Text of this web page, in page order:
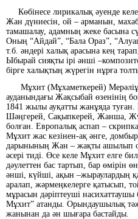
Көбінесе лирикалық әуенде
Жан дүниесін, ой – арманын,
тамашалау, адамның жеке басына
Оның “Айдай”, “Бала Ораз”,
т.б. әндері халық арасына кең
Ыбырай сияқты ірі әнші
бірге халықтың жүрегін нұрға
Мұхит (Мұхаметкерей)
ауданындағы Жақсыбай өзенінің
1841 жылы ауқатты жанұяда
Шәңгерей, Сақыпкерей, Жанша,
болған. Европалық аспап –
Мұхит жас кезінен-ақ әнге,
дарынының Жан – жақты ашылып
әсері тиді. Өсе келе Мұхит елге
дәулеттен бас тартып, бар өмірін
әнші, күйші, ақын –жыраулардың
аралап, жәрмеңкелерге қатысып,
мұрасын дәріптеуші
Мұхит” атанды. Орындаушылық
жанынан да ән шығара бастайды.